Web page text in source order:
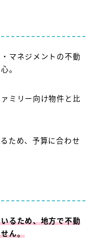
マネジメントの不動
。
ミリー向け物件と比
ため、予算に合わせ
るため、地方で不動
ん。